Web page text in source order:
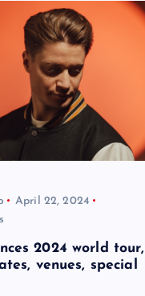
April 22, 2024
2024 world tour,
venues, special